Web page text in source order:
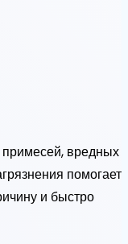
вредных
помогает
и быстро